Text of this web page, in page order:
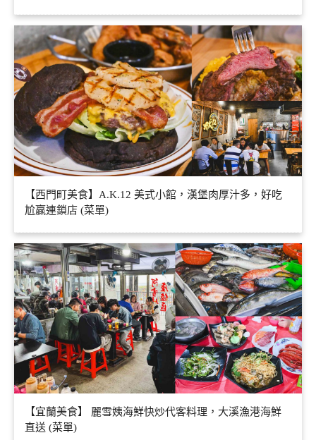
【西門町美食】A.K.12 美式小館，漢堡肉厚汁多，好吃
尬贏連鎖店 (菜單)
【宜蘭美食】 麗雪姨海鮮快炒代客料理，大溪漁港海鮮
直送 (菜單)